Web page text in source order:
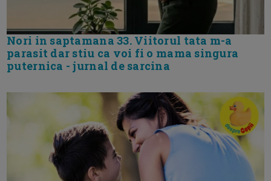
Nori in saptamana 33. Viitorul tata m-a
parasit dar stiu ca voi fi o mama singura
puternica - jurnal de sarcina